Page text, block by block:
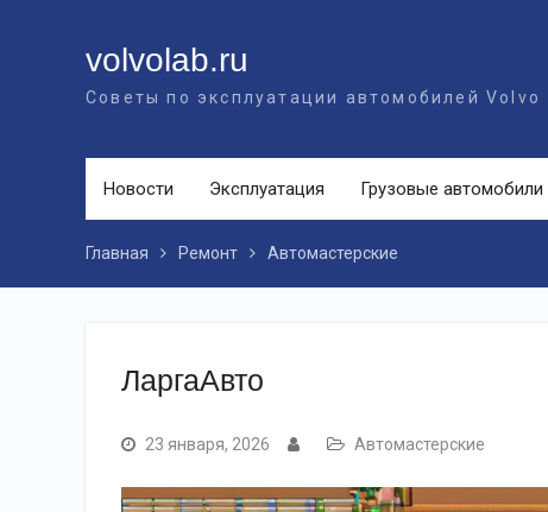
volvolab.ru
Советы по эксплуатации автомобилей Volvo
Новости Эксплуатация Грузовые автомобили
Главная Ремонт Автомастерские
ЛаргаАвто
23 января, 2026 Автомастерские